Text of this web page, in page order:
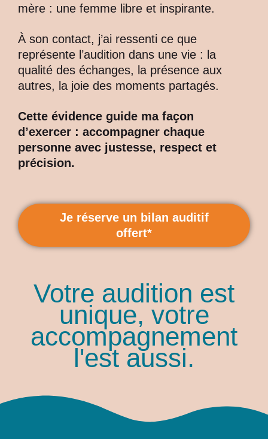
mère : une femme libre et inspirante.
À son contact, j’ai ressenti ce que
représente l’audition dans une vie : la
qualité des échanges, la présence aux
autres, la joie des moments partagés.
Cette évidence guide ma façon
d’exercer : accompagner chaque
personne avec justesse, respect et
précision.
Je réserve un bilan auditif
offert*
Votre audition est
unique, votre
accompagnement
l'est aussi.